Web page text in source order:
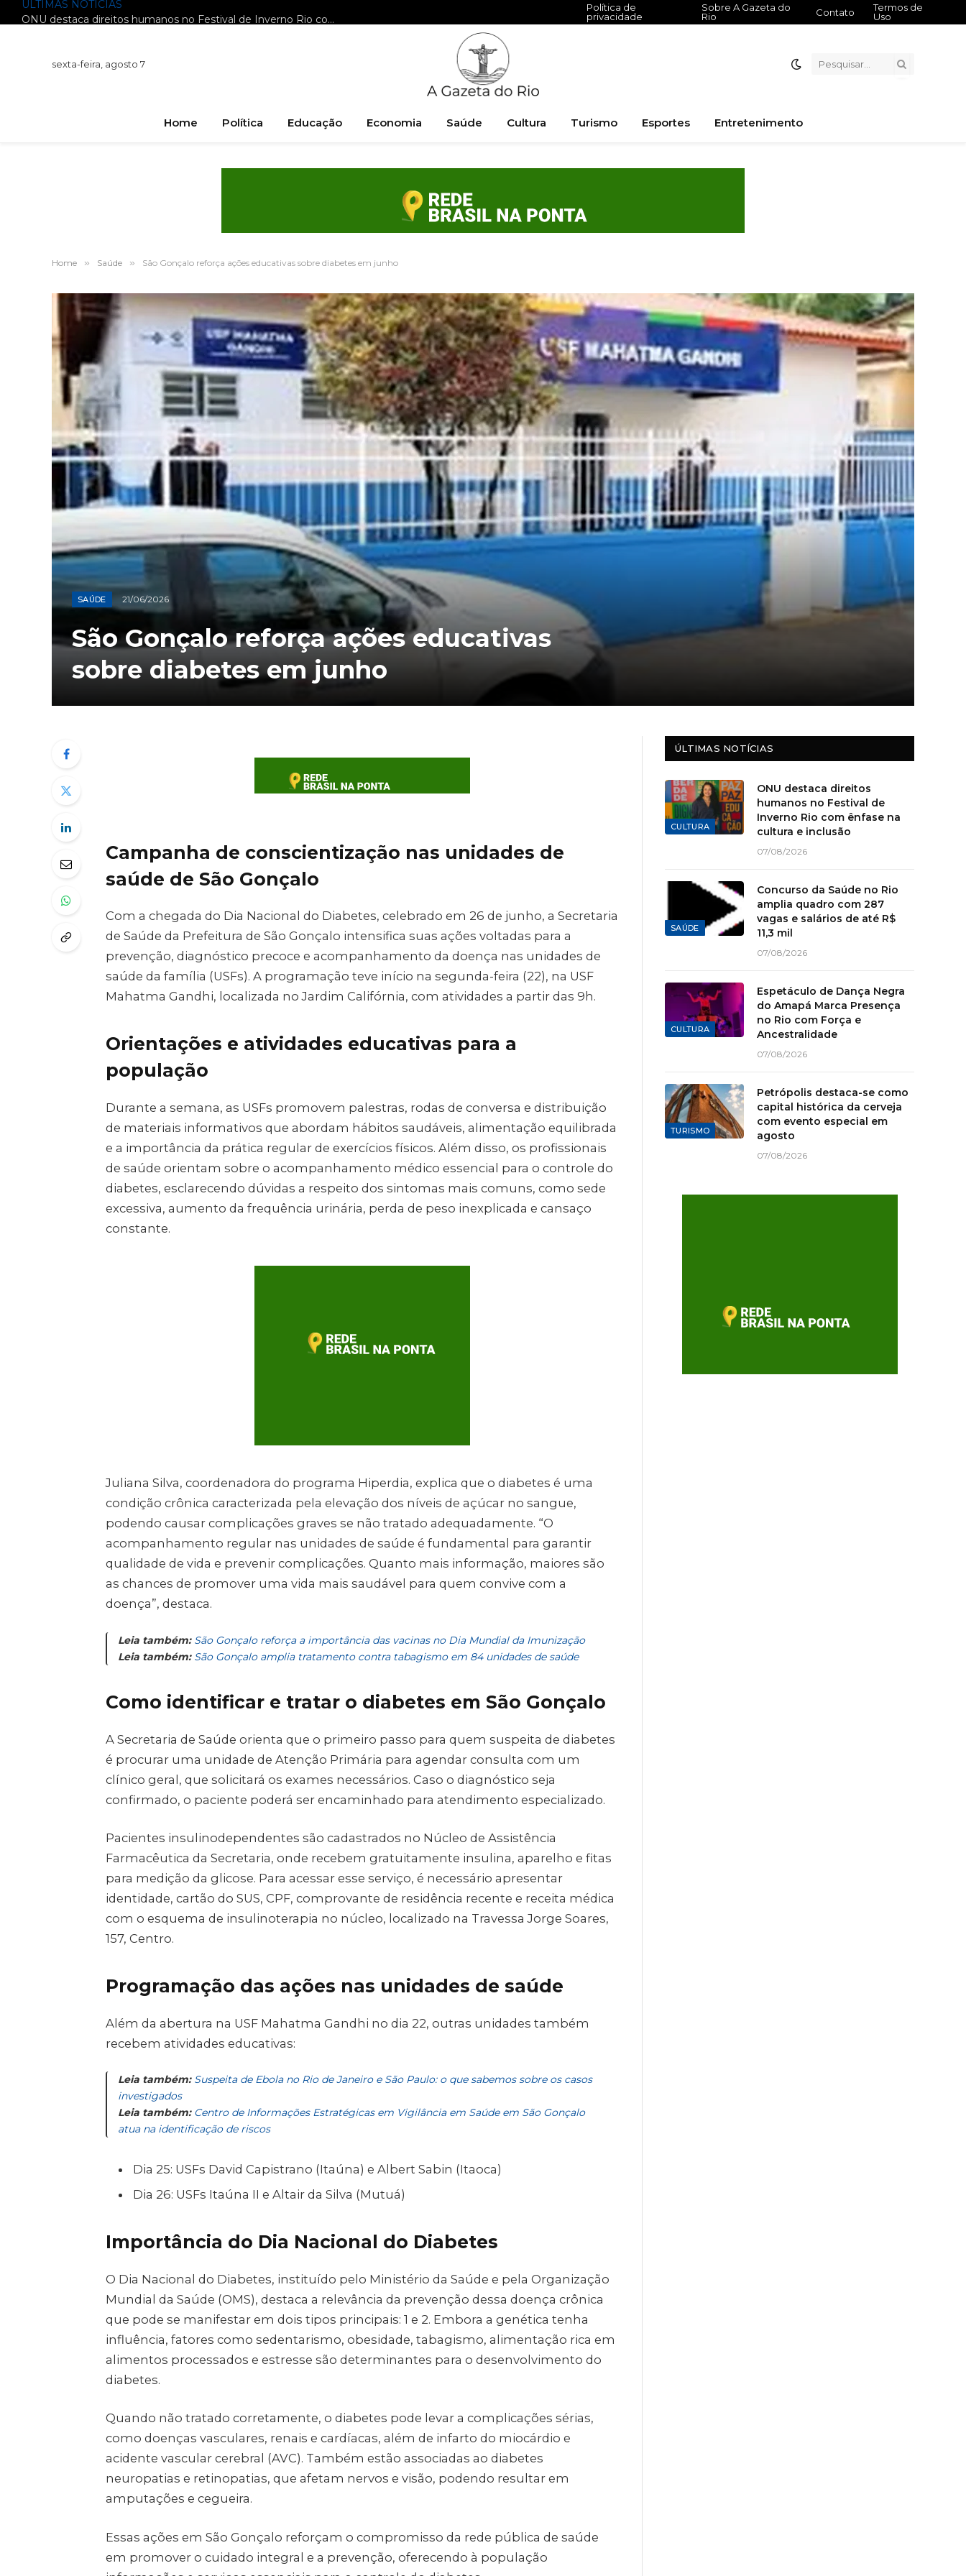
ÚLTIMAS NOTÍCIAS
ONU destaca direitos humanos no Festival de Inverno Rio com ênfase na cultura e inclusão
Política de
privacidade
Sobre A Gazeta do
Rio
Contato
Termos de
Uso
sexta-feira, agosto 7
Home Política Educação Economia Saúde Cultura Turismo Esportes Entretenimento
Home » Saúde » São Gonçalo reforça ações educativas sobre diabetes em junho
SAÚDE 21/06/2026
São Gonçalo reforça ações educativas
sobre diabetes em junho
Campanha de conscientização nas unidades de
saúde de São Gonçalo
Com a chegada do Dia Nacional do Diabetes, celebrado em 26 de junho, a Secretaria
de Saúde da Prefeitura de São Gonçalo intensifica suas ações voltadas para a
prevenção, diagnóstico precoce e acompanhamento da doença nas unidades de
saúde da família (USFs). A programação teve início na segunda-feira (22), na USF
Mahatma Gandhi, localizada no Jardim Califórnia, com atividades a partir das 9h.
Orientações e atividades educativas para a
população
Durante a semana, as USFs promovem palestras, rodas de conversa e distribuição
de materiais informativos que abordam hábitos saudáveis, alimentação equilibrada
e a importância da prática regular de exercícios físicos. Além disso, os profissionais
de saúde orientam sobre o acompanhamento médico essencial para o controle do
diabetes, esclarecendo dúvidas a respeito dos sintomas mais comuns, como sede
excessiva, aumento da frequência urinária, perda de peso inexplicada e cansaço
constante.
Juliana Silva, coordenadora do programa Hiperdia, explica que o diabetes é uma
condição crônica caracterizada pela elevação dos níveis de açúcar no sangue,
podendo causar complicações graves se não tratado adequadamente. “O
acompanhamento regular nas unidades de saúde é fundamental para garantir
qualidade de vida e prevenir complicações. Quanto mais informação, maiores são
as chances de promover uma vida mais saudável para quem convive com a
doença”, destaca.
Leia também: São Gonçalo reforça a importância das vacinas no Dia Mundial da Imunização
Leia também: São Gonçalo amplia tratamento contra tabagismo em 84 unidades de saúde
Como identificar e tratar o diabetes em São Gonçalo
A Secretaria de Saúde orienta que o primeiro passo para quem suspeita de diabetes
é procurar uma unidade de Atenção Primária para agendar consulta com um
clínico geral, que solicitará os exames necessários. Caso o diagnóstico seja
confirmado, o paciente poderá ser encaminhado para atendimento especializado.
Pacientes insulinodependentes são cadastrados no Núcleo de Assistência
Farmacêutica da Secretaria, onde recebem gratuitamente insulina, aparelho e fitas
para medição da glicose. Para acessar esse serviço, é necessário apresentar
identidade, cartão do SUS, CPF, comprovante de residência recente e receita médica
com o esquema de insulinoterapia no núcleo, localizado na Travessa Jorge Soares,
157, Centro.
Programação das ações nas unidades de saúde
Além da abertura na USF Mahatma Gandhi no dia 22, outras unidades também
recebem atividades educativas:
Leia também: Suspeita de Ebola no Rio de Janeiro e São Paulo: o que sabemos sobre os casos
investigados
Leia também: Centro de Informações Estratégicas em Vigilância em Saúde em São Gonçalo
atua na identificação de riscos
Dia 25: USFs David Capistrano (Itaúna) e Albert Sabin (Itaoca)
Dia 26: USFs Itaúna II e Altair da Silva (Mutuá)
Importância do Dia Nacional do Diabetes
O Dia Nacional do Diabetes, instituído pelo Ministério da Saúde e pela Organização
Mundial da Saúde (OMS), destaca a relevância da prevenção dessa doença crônica
que pode se manifestar em dois tipos principais: 1 e 2. Embora a genética tenha
influência, fatores como sedentarismo, obesidade, tabagismo, alimentação rica em
alimentos processados e estresse são determinantes para o desenvolvimento do
diabetes.
Quando não tratado corretamente, o diabetes pode levar a complicações sérias,
como doenças vasculares, renais e cardíacas, além de infarto do miocárdio e
acidente vascular cerebral (AVC). Também estão associadas ao diabetes
neuropatias e retinopatias, que afetam nervos e visão, podendo resultar em
amputações e cegueira.
Essas ações em São Gonçalo reforçam o compromisso da rede pública de saúde
em promover o cuidado integral e a prevenção, oferecendo à população
ÚLTIMAS NOTÍCIAS
CULTURA
ONU destaca direitos
humanos no Festival de
Inverno Rio com ênfase na
cultura e inclusão
07/08/2026
SAÚDE
Concurso da Saúde no Rio
amplia quadro com 287
vagas e salários de até R$
11,3 mil
07/08/2026
CULTURA
Espetáculo de Dança Negra
do Amapá Marca Presença
no Rio com Força e
Ancestralidade
07/08/2026
TURISMO
Petrópolis destaca-se como
capital histórica da cerveja
com evento especial em
agosto
07/08/2026